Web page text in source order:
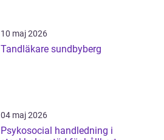
10 maj 2026
Tandläkare sundbyberg
04 maj 2026
Psykosocial handledning i